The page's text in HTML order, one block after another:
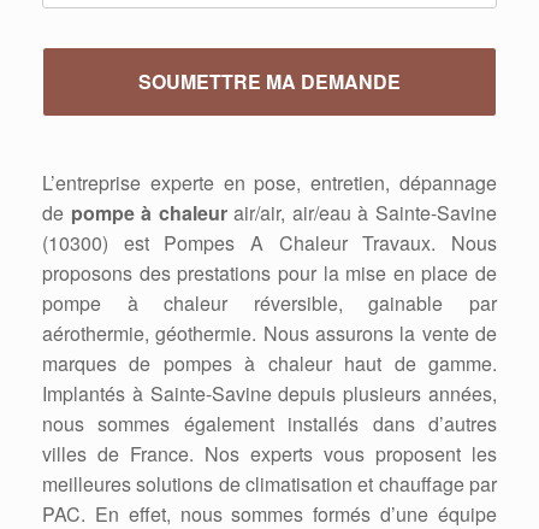
L’entreprise experte en pose, entretien, dépannage
de pompe à chaleurair/air, air/eau à Sainte-Savine
(10300) est Pompes A Chaleur Travaux. Nous
proposons des prestations pour la mise en place de
pompe à chaleur réversible, gainable par
aérothermie, géothermie. Nous assurons la vente de
marques de pompes à chaleur haut de gamme.
Implantés à Sainte-Savine depuis plusieurs années,
nous sommes également installés dans d’autres
villes de France. Nos experts vous proposent les
meilleures solutions de climatisation et chauffage par
PAC. En effet, nous sommes formés d’une équipe